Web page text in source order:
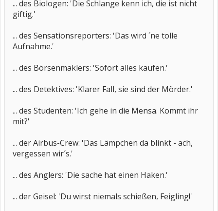
... des Biologen: 'Die Schlange kenn ich, die ist nicht
giftig.'
... des Sensationsreporters: 'Das wird ´ne tolle
Aufnahme.'
... des Börsenmaklers: 'Sofort alles kaufen.'
... des Detektives: 'Klarer Fall, sie sind der Mörder.'
... des Studenten: 'Ich gehe in die Mensa. Kommt ihr
mit?'
... der Airbus-Crew: 'Das Lämpchen da blinkt - ach,
vergessen wir´s.'
... des Anglers: 'Die sache hat einen Haken.'
... der Geisel: 'Du wirst niemals schießen, Feigling!'